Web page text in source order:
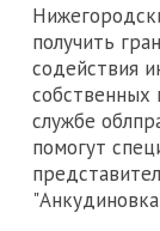
получить
содействия
собственных
службе
помогут